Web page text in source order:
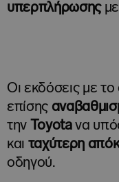
υπερπλήρωσης
Οι εκδόσεις με
επίσης
την
Toyotaνα
και ταχύτερη
οδηγού.